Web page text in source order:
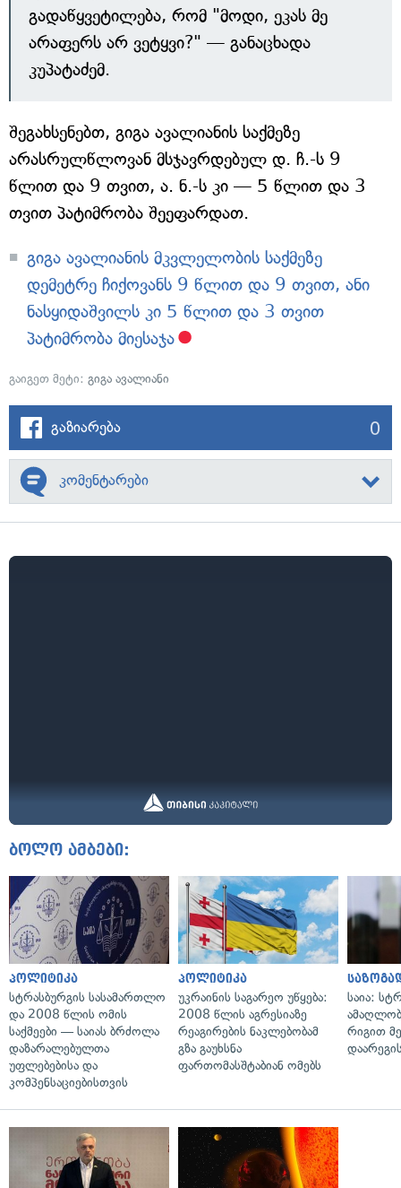
გადაწყვეტილება, რომ "მოდი, ეკას მე
არაფერს არ ვეტყვი?" — განაცხადა
კუპატაძემ.
შეგახსენებთ, გიგა ავალიანის საქმეზე
არასრულწლოვან მსჯავრდებულ დ. ჩ.-ს 9
წლით და 9 თვით, ა. ნ.-ს კი — 5 წლით და 3
თვით პატიმრობა შეეფარდათ.
გიგა ავალიანის მკვლელობის საქმეზე
დემეტრე ჩიქოვანს 9 წლით და 9 თვით, ანი
ნასყიდაშვილს კი 5 წლით და 3 თვით
პატიმრობა მიესაჯა
გაიგეთ მეტი: გიგა ავალიანი
გაზიარება 0
კომენტარები
ბოლო ამბები:
პოლიტიკა
სტრასბურგის სასამართლო
და 2008 წლის ომის
საქმეები — საიას ბრძოლა
დაზარალებულთა
უფლებებისა და
კომპენსაციებისთვის
პოლიტიკა
უკრაინის საგარეო უწყება:
2008 წლის აგრესიაზე
რეაგირების ნაკლებობამ
გზა გაუხსნა
ფართომასშტაბიან ომებს
საია:
რიგით